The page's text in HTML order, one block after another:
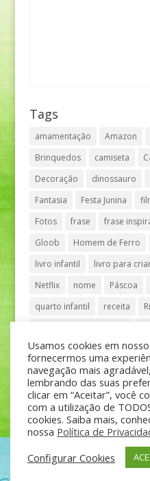
Tags
amamentação Amazon
Brinquedos
camiseta
Decoração
dinossauro
Fantasia
Festa Junina
Fotos
frase frase
Gloob
Homem de Ferro
livro infantil
livro para
Netflix
nome Páscoa
quarto infantil
receita
São Paulo
teatro tênis
®Mãe de Menino | ©
Política de
Usamos cookies em
fornecermos uma
navegação mais agradável,
lembrando das suas
clicar em “Aceitar”, você
com a utilização de
cookies. Saiba mais,
nossa Política de
Configurar Cookies